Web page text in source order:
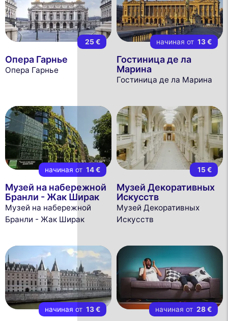
25 €
Опера Гарнье
Опера Гарнье
начиная от 13 €
Гостиница де ла
Марина
Гостиница де ла Марина
начиная от 14 €
Музей на набережной
Бранли - Жак Ширак
Музей на набережной
Бранли - Жак Ширак
15 €
Музей Декоративных
Искусств
Музей Декоративных
Искусств
начиная от 13 € начиная от 28 €